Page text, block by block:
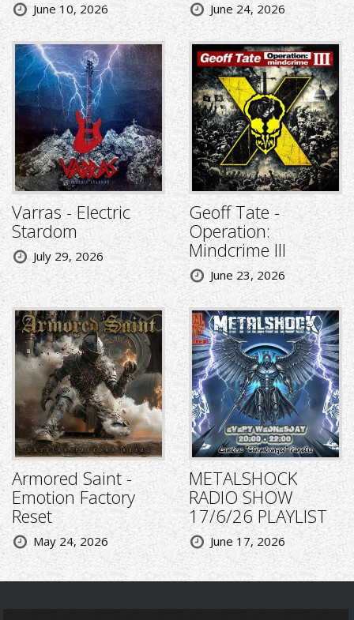
June 10, 2026 June 24, 2026
Varras - Electric
Stardom
July 29, 2026
Geoff Tate -
Operation:
Mindcrime III
June 23, 2026
Armored Saint -
Emotion Factory
Reset
May 24, 2026
METALSHOCK
RADIO SHOW
17/6/26 PLAYLIST
June 17, 2026